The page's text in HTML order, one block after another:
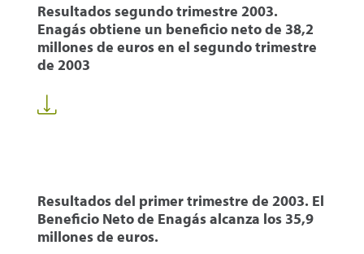
Resultados segundo trimestre 2003.
Enagás obtiene un beneficio neto de 38,2
millones de euros en el segundo trimestre
de 2003
Resultados del primer trimestre de 2003. El
Beneficio Neto de Enagás alcanza los 35,9
millones de euros.